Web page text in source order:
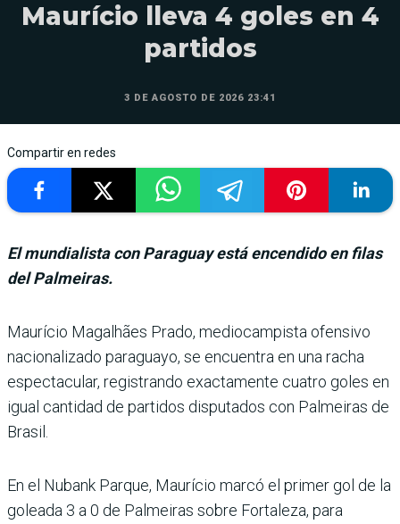
Maurício lleva 4 goles en 4
partidos
3 DE AGOSTO DE 2026 23:41
Compartir en redes
El mundialista con Paraguay está encendido en filas
del Palmeiras.
Maurício Magalhães Prado, mediocampista ofensivo
nacionalizado paraguayo, se encuentra en una racha
espec­tacular, registrando exacta­mente cuatro goles en
igual cantidad de partidos disputa­dos con Palmeiras de
Brasil.
En el Nubank Parque, Maurício marcó el primer gol de la
goleada 3 a 0 de Palmeiras sobre Forta­leza, para